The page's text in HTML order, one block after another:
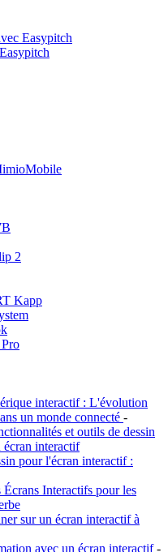
Easypitch
2
Kapp
interactif : L'évolution
un monde connecté -
et outils de dessin
écran interactif
pour l'écran interactif :
Écrans Interactifs pour les
sur un écran interactif à
avec un écran interactif-